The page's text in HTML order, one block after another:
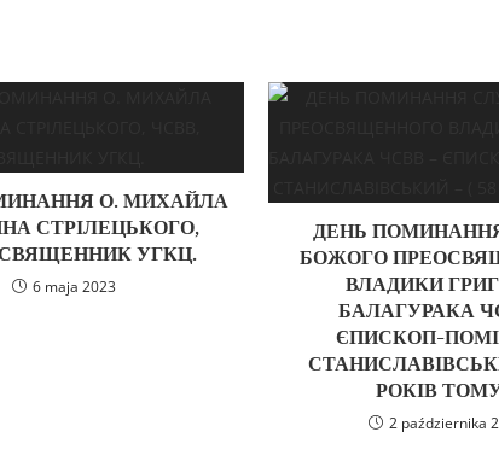
О. МИХАЙЛА
СТРІЛЕЦЬКОГО,
УГКЦ.
6 maja 2023
ДЕНЬ
БОЖОГО
ВЛАДИКИ
БАЛАГУРАКА
ЄПИСКОП-
РОКІВ
2 października